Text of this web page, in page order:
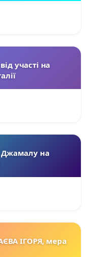
участі на
на
ІГОРЯ, мера